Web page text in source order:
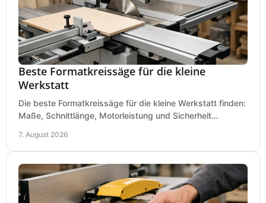
Beste Formatkreissäge für die kleine
Werkstatt
Die beste Formatkreissäge für die kleine Werkstatt finden:
Maße, Schnittlänge, Motorleistung und Sicherheit
7. August 2026